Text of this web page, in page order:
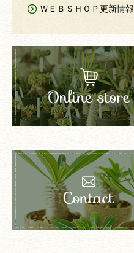
ＷＥＢＳＨＯＰ更新情報